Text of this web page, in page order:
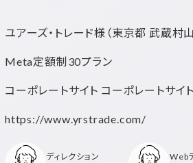
ユアーズ・トレード様 （東京都 武蔵村山
Meta定額制30プラン
コーポレートサイト コーポレートサイ
https://www.yrstrade.com/
ディレクション Web